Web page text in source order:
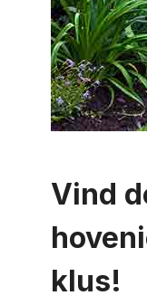
Vind
klus!